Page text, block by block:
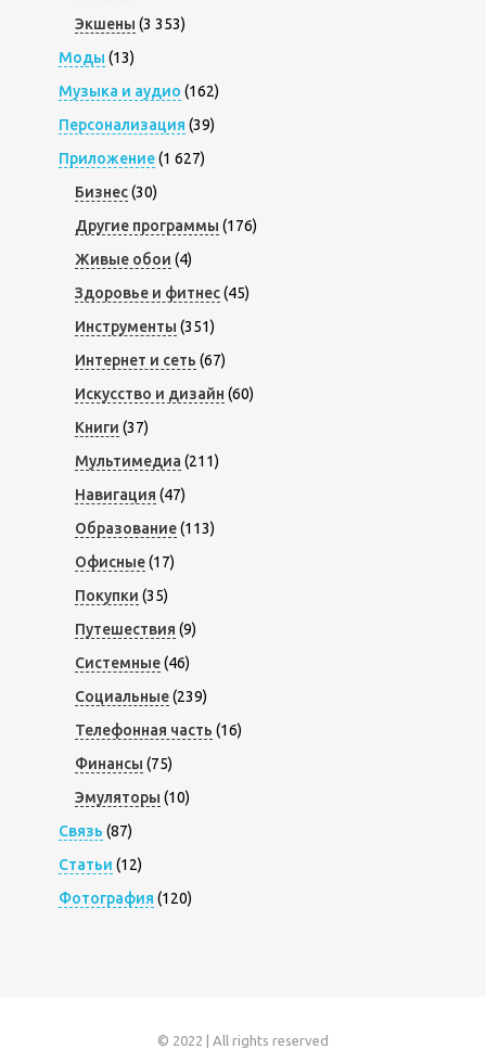
Экшены (3 353)
Моды (13)
Музыка и аудио (162)
Персонализация (39)
Приложение(1 627)
Бизнес(30)
Другие программы (176)
Живые обои (4)
Здоровье и фитнес(45)
Инструменты (351)
Интернет и сеть (67)
Искусство и дизайн (60)
Книги (37)
Мультимедиа (211)
Навигация (47)
Образование(113)
Офисные(17)
Покупки (35)
Путешествия (9)
Системные(46)
Социальные(239)
Телефонная часть (16)
Финансы (75)
Эмуляторы (10)
Связь (87)
Статьи (12)
Фотография (120)
© 2022 | All rights reserved